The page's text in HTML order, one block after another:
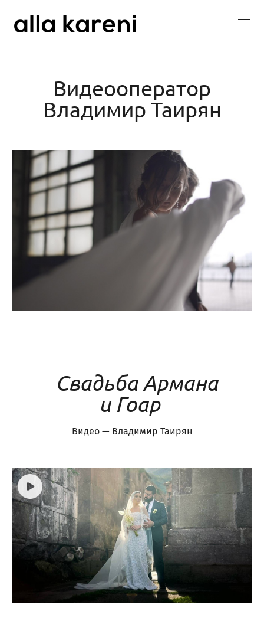
Видеооператор
Владимир Таирян
Свадьба Армана
и Гоар
Видео — Владимир Таирян